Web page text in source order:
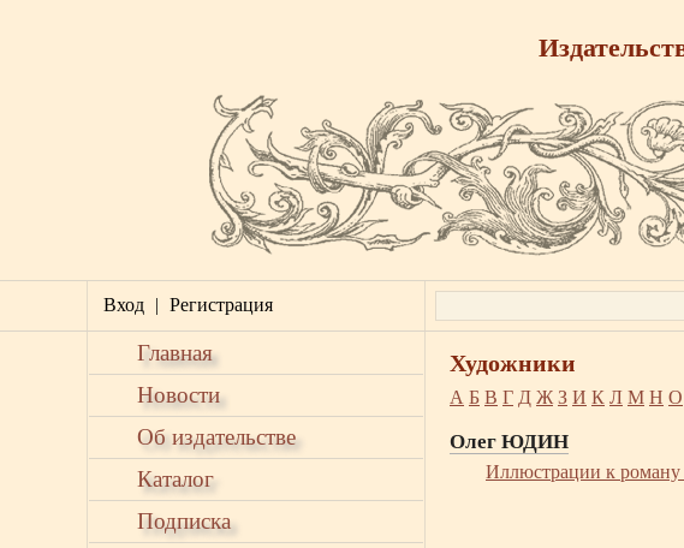
Вход | Регистрация
Главная
Новости
Об издательстве
Каталог
Подписка
Художники
А Б В Г Д Ж З И К Л М Н О
Олег ЮДИН
Иллюстрации к